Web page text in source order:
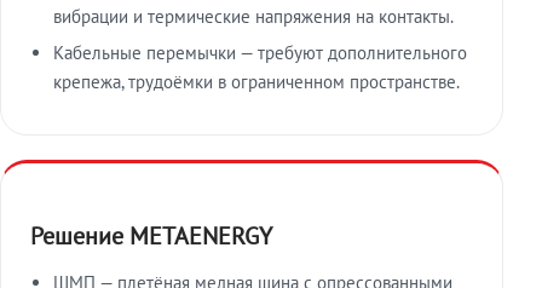
вибрации и термические напряжения на контакты.
Кабельные перемычки — требуют дополнительного
крепежа, трудоёмки в ограниченном пространстве.
Решение METAENERGY
ШМП — плетёная медная шина с опрессованными